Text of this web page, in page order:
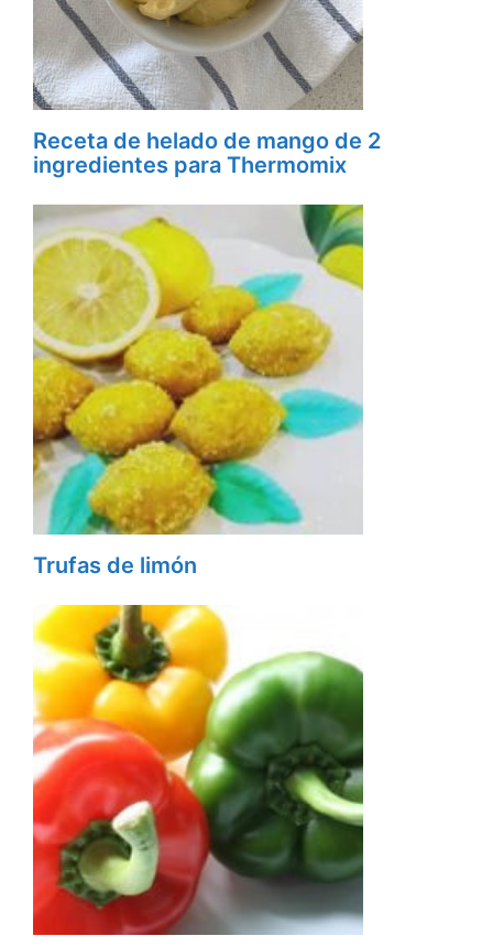
Receta de helado de mango de 2
ingredientes para Thermomix
Trufas de limón